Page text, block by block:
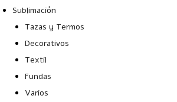
Sublimación
Tazas y Termos
Decorativos
Textil
Fundas
Varios